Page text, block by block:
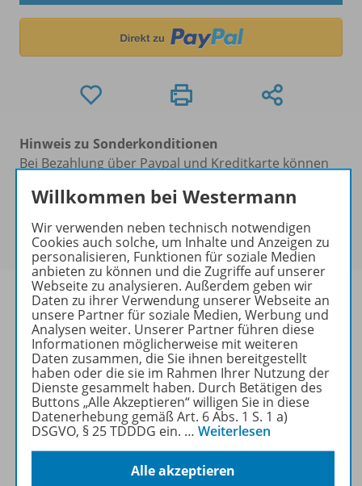
Hinweis zu Sonderkonditionen
Bei Bezahlung über Paypal und Kreditkarte können
Sie haben ein passendes Spar-Paket?
Um den für Sie gültigen Preis zu sehen,melden Sie
sich bitte an.
Informationen
Weitere Inhalte der Ausgabe
Ergänzende Materialien
Willkommen bei Westermann
Wir verwenden neben technisch notwendigen
Cookies auch solche, um Inhalte und Anzeigen zu
personalisieren, Funktionen für soziale Medien
anbieten zu können und die Zugriffe auf unserer
Webseite zu analysieren. Außerdem geben wir
Daten zu ihrer Verwendung unserer Webseite an
unsere Partner für soziale Medien, Werbung und
Analysen weiter. Unserer Partner führen diese
Informationen möglicherweise mit weiteren
Daten zusammen, die Sie ihnen bereitgestellt
haben oder die sie im Rahmen Ihrer Nutzung der
Dienste gesammelt haben. Durch Betätigen des
Buttons „Alle Akzeptieren“ willigen Sie in diese
Datenerhebung gemäß Art. 6 Abs. 1 S. 1 a)
DSGVO, § 25 TDDDG ein. … Weiterlesen
Alle akzeptieren